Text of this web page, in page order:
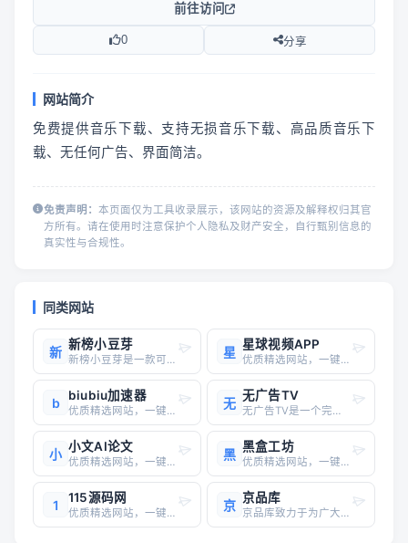
前往访问
0 分享
网站简介
免费提供音乐下载、支持无损音乐下载、高品质音乐下
载、无任何广告、界面简洁。
免责声明： 本页面仅为工具收录展示，该网站的资源及解释权归其官
方所有。请在使用时注意保护个人隐私及财产安全，自行甄别信息的
真实性与合规性。
同类网站
新 新榜小豆芽
新榜小豆芽是一款可以帮助用户进行自媒体账号管理，内容同步，作品数据监测以及私信/评论聚合管理得自媒体工具。小豆芽拥有清晰的界面和简单易用的操作，还提供了多种创作工具，用户可以使用它们来美化自己的文章、标题和视频，甚至可以通过小豆芽进行自媒体账号免密共享登录，实现团队协调运营，提高用户的工作效率。
星 星球视频APP
优质精选网站，一键直达
b biubiu加速器
优质精选网站，一键直达
无 无广告TV
无广告TV是一个完全免费的影视网站，提供了全网最全的电影、电视剧、综艺、动漫 、短剧等免费在线观看视频，支持多设备观看，在线播放速度超快，所有片源都是超清以上画质。每日更新不断，随时随地畅享视频体验！
小 小文AI论文
优质精选网站，一键直达
黑 黑盒工坊
优质精选网站，一键直达
1 115源码网
优质精选网站，一键直达
京 京品库
京品库致力于为广大京东联盟的挑客提供全网最优质精选领券优惠券,全天实时直播独家给力一手单,同时拥有最人性化发品体验,最全的API的接口,配合最优质的推客系统及工具软件,打造京东导购新生态。京品库官网入口网址：https://www.jingpinku.com/京品库是一个专注于大数据